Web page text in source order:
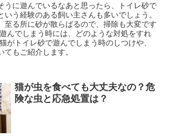
うに遊んでいるなあと思ったら、トイレ砂で
いう経験のある飼い主さんも多いでしょう。
至る所に砂が散らばるので、掃除も大変です
んでしまう時には、どのような対処をすれ
がトイレ砂で遊んでしまう時のしつけや、
てもご紹介します。
猫が虫を食べても大丈夫なの？危
険な虫と応急処置は？